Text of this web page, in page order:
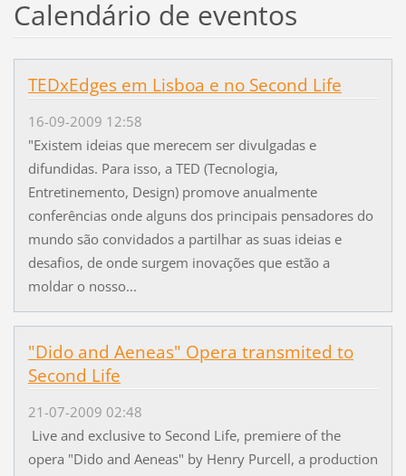
Calendário de eventos
TEDxEdges em Lisboa e no Second Life
16-09-2009 12:58
"Existem ideias que merecem ser divulgadas e
difundidas. Para isso, a TED (Tecnologia,
Entretinemento, Design) promove anualmente
conferências onde alguns dos principais pensadores do
mundo são convidados a partilhar as suas ideias e
desafios, de onde surgem inovações que estão a
moldar o nosso...
"Dido and Aeneas" Opera transmited to
Second Life
21-07-2009 02:48
Live and exclusive to Second Life, premiere of the
opera "Dido and Aeneas" by Henry Purcell, a production